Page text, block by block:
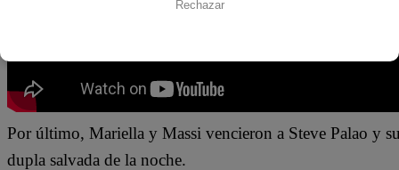
Por último, Mariella y Massi vencieron a Steve Palao y
dupla salvada de la noche.
Rechazar